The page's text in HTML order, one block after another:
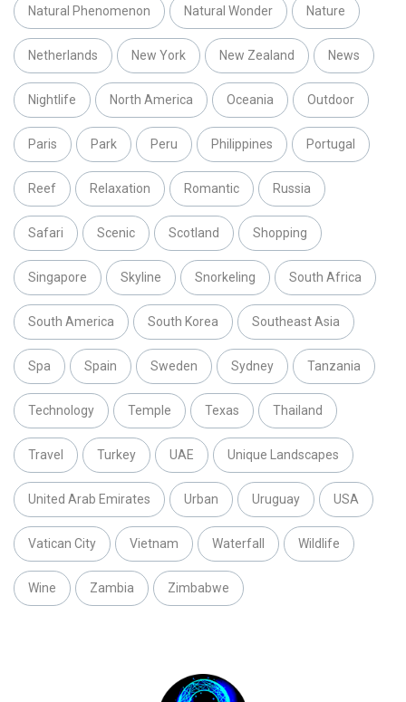
Natural Phenomenon Natural Wonder Nature
Netherlands New York New Zealand News
Nightlife North America Oceania Outdoor
Paris Park Peru Philippines Portugal
Reef Relaxation Romantic Russia
Safari Scenic Scotland Shopping
Singapore Skyline Snorkeling South Africa
South America South Korea Southeast Asia
Spa Spain Sweden Sydney Tanzania
Technology Temple Texas Thailand
Travel Turkey UAE Unique Landscapes
United Arab Emirates Urban Uruguay USA
Vatican City Vietnam Waterfall Wildlife
Wine Zambia Zimbabwe